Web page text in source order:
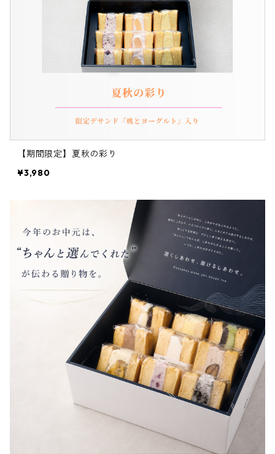
【期間限定】夏秋の彩り
¥3,980